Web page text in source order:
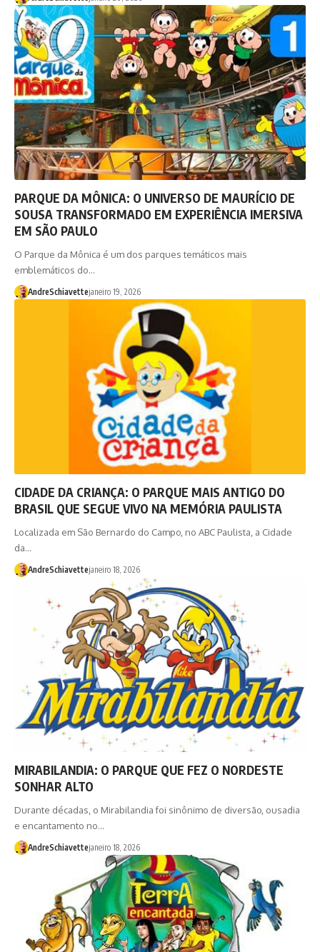
PARQUE DA MÔNICA: O UNIVERSO DE MAURÍCIO DE
SOUSA TRANSFORMADO EM EXPERIÊNCIA IMERSIVA
EM SÃO PAULO
O Parque da Mônica é um dos parques temáticos mais
emblemáticos do…
AndreSchiavettejaneiro 19, 2026
CIDADE DA CRIANÇA: O PARQUE MAIS ANTIGO DO
BRASIL QUE SEGUE VIVO NA MEMÓRIA PAULISTA
Localizada em São Bernardo do Campo, no ABC Paulista, a Cidade
da…
AndreSchiavettejaneiro 18, 2026
MIRABILANDIA: O PARQUE QUE FEZ O NORDESTE
SONHAR ALTO
Durante décadas, o Mirabilandia foi sinônimo de diversão, ousadia
e encantamento no…
AndreSchiavettejaneiro 18, 2026